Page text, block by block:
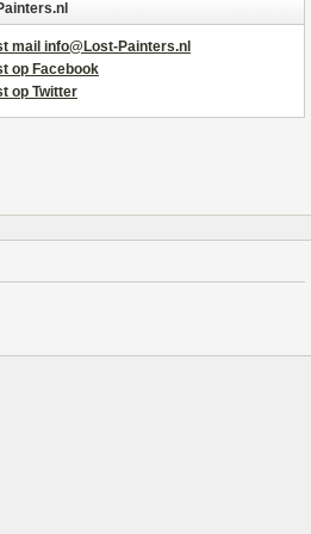
mail info@Lost-Painters.nl
op Facebook
op Twitter